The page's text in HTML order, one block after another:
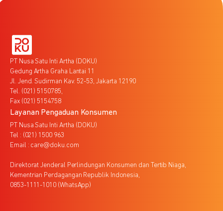
PT Nusa Satu Inti Artha (DOKU)
Gedung Artha Graha Lantai 11
Jl. Jend. Sudirman Kav. 52-53, Jakarta 12190
Tel. (021) 5150785,
Fax (021) 5154758
Layanan Pengaduan Konsumen
PT Nusa Satu Inti Artha (DOKU)
Tel : (021) 1500 963
Email : care@doku.com
Direktorat Jenderal Perlindungan Konsumen dan Tertib Niaga,
Kementrian Perdagangan Republik Indonesia,
0853-1111-1010 (WhatsApp)